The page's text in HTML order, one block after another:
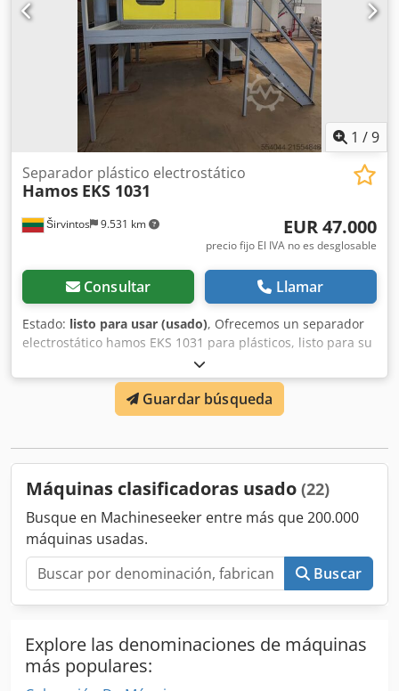
1 /9
Širvintos 9.531 km
Separador plástico electrostático
Hamos EKS 1031
EUR 47.000
precio fijo El IVA no es desglosable
Consultar Llamar
Estado: listo para usar (usado), Ofrecemos un separador
electrostático hamos EKS 1031 para plásticos, listo para su
uso. Esta máquina está diseñada para la separación
eficiente de materiales plásticos mezclados mediante
tecnología electrostática. Ideal para aplicaciones de
reciclaje y procesamiento industrial. Estado: listo para su
Hz Tipo: EKS 1031-0 La máquina se encuentra en buen
Lituania Para más información, póngase en contacto con
nosotros.
Guardar búsqueda
Máquinas clasificadoras usado (22)
Busque en Machineseeker entre más que 200.000
máquinas usadas.
Buscar
Explore las denominaciones de máquinas
más populares: